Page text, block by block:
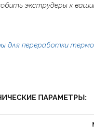
экструдеры к
ПАРАМЕТРЫ: